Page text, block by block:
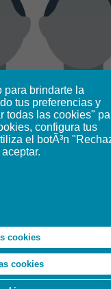
para brindarte la
tus preferencias y
todas las cookies"
configura tus
el botÃ³n
cookies
cookies
Jonatan
Leonardo Tovar
Riaño
Profesional Máster
(Colpensiones)